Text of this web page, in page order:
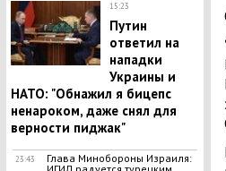
15:23
Путин
ответил на
нападки
Украины и
НАТО: "Обнажил я бицепс
ненароком, даже снял для
верности пиджак"
23:43
Глава Минобороны Израиля: